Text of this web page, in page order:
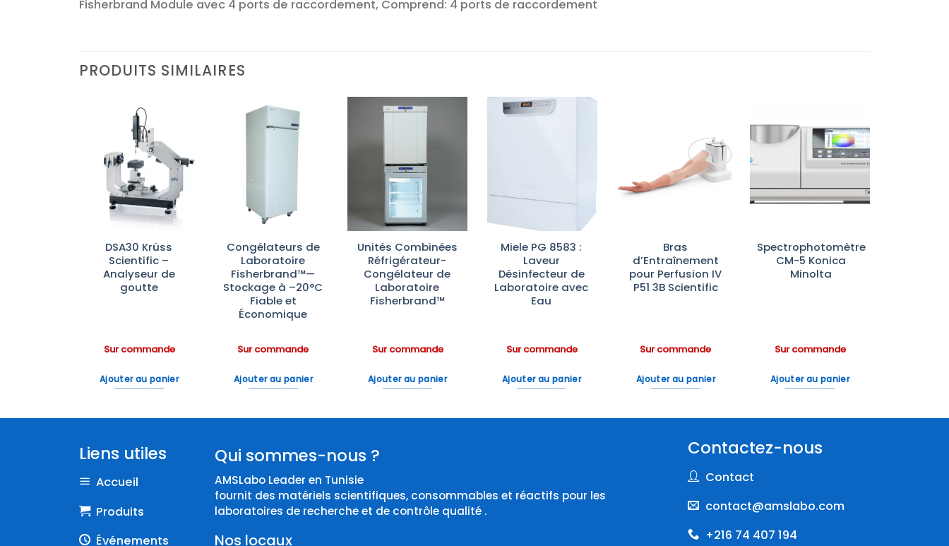
Fisherbrand Module avec 4 ports de raccordement, Comprend: 4 ports de raccordement
PRODUITS SIMILAIRES
Ajouter
à la liste
d’envies
DSA30 Krüss
Scientific –
Analyseur de
goutte
Sur commande
Ajouter au panier
Congélateurs de
Laboratoire
Fisherbrand™—
Stockage à –20°C
Fiable et
Économique
Sur commande
Ajouter au panier
Ajouter
à la liste
Unités Combinées
Réfrigérateur-
Congélateur de
Laboratoire
Fisherbrand™
Sur commande
Ajouter au panier
Miele PG 8583 :
Laveur
Désinfecteur de
Laboratoire avec
Eau
Sur commande
Ajouter au panier
Ajouter
à la liste
d’envies
Bras
d’Entraînement
pour Perfusion IV
P51 3B Scientific
Sur commande
Ajouter au panier
Ajouter
Spectrophotomètre
CM-5 Konica
Minolta
Sur commande
Ajouter au panier
Liens utiles
Accueil
Produits
Événements
Qui sommes-nous ?
AMSLabo Leader en Tunisie
fournit des matériels scientifiques, consommables et réactifs pour les
laboratoires de recherche et de contrôle qualité .
Nos locaux
Contactez-nous
Contact
contact@amslabo.com
+216 74 407 194